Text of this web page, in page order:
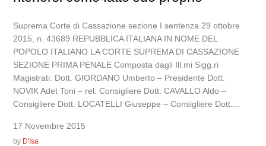
Suprema Corte di Cassazione sezione I sentenza 29 ottobre
2015, n. 43689 REPUBBLICA ITALIANA IN NOME DEL
POPOLO ITALIANO LA CORTE SUPREMA DI CASSAZIONE
SEZIONE PRIMA PENALE Composta dagli Ill.mi Sigg.ri
Magistrati: Dott. GIORDANO Umberto – Presidente Dott.
NOVIK Adet Toni – rel. Consigliere Dott. CAVALLO Aldo –
Consigliere Dott. LOCATELLI Giuseppe – Consigliere Dott....
17 Novembre 2015
by D'Isa